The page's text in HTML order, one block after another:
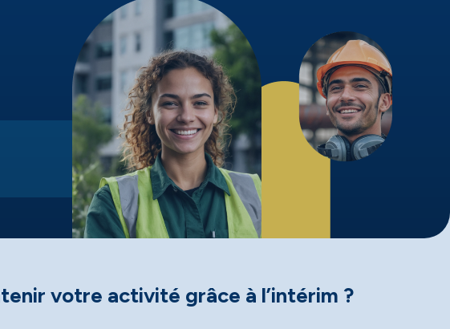
votre activité grâce à l’intérim ?